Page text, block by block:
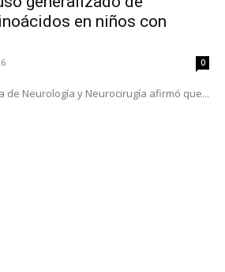
en niños con
0
de Neurología y Neurocirugía afirmó que...